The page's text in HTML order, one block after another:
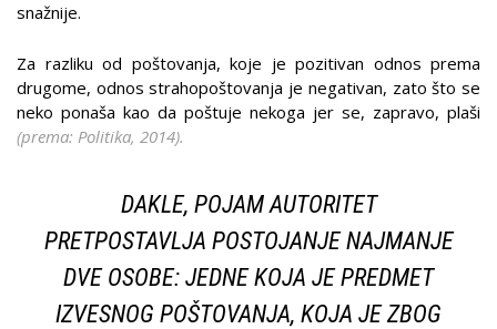
snažnije.
Za razliku od poštovanja, koje je pozitivan odnos prema
drugome, odnos strahopoštovanja je negativan, zato što se
neko ponaša kao da poštuje nekoga jer se, zapravo, plaši
(prema: Politika, 2014).
DAKLE, POJAM AUTORITET
PRETPOSTAVLJA POSTOJANJE NAJMANJE
DVE OSOBE: JEDNE KOJA JE PREDMET
IZVESNOG POŠTOVANJA, KOJA JE ZBOG